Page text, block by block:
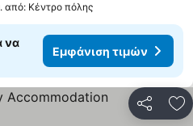
από: Κέντρο πόλης
να
Εμφάνιση τιμών